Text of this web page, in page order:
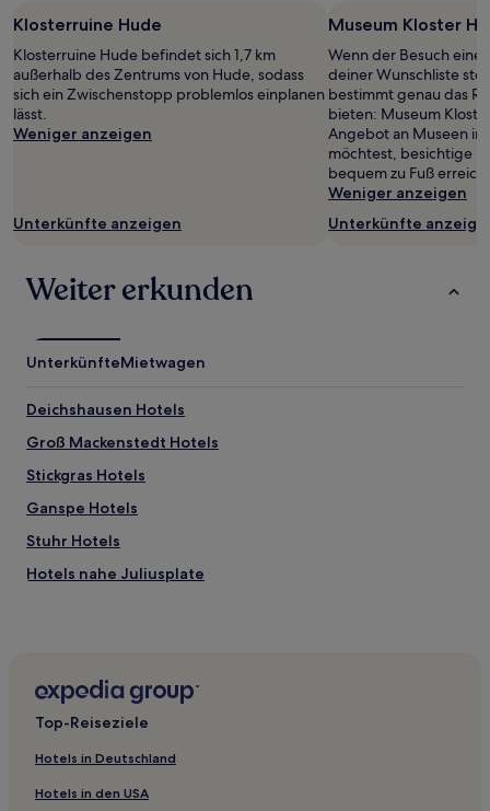
2 Erwachsenen
gefunden
wurde.
Preise
und
Verfügbarkeiten
können
gelten.
Klosterruine Hude
Klosterruine Hude befindet sich 1,7 km
außerhalb des Zentrums von Hude, sodass
sich ein Zwischenstopp problemlos einplanen
lässt.
Weniger anzeigen
Unterkünfte anzeigen
Museum Kloster
Wenn der Besuch
deiner Wunschliste
bestimmt genau das
bieten: Museum
Angebot an Museen in
möchtest, besichtige
bequem zu Fuß
Weniger anzeigen
Unterkünfte
Weiter erkunden
UnterkünfteMietwagen
Deichshausen Hotels
Groß Mackenstedt Hotels
Stickgras Hotels
Ganspe Hotels
Stuhr Hotels
Hotels nahe Juliusplate
Neuenhuntorf Hotels
Huntlosen Hotels
Bergedorf Hotels
Braake Hotels
Top-Reiseziele
Hotels in Deutschland
Hotels in den USA